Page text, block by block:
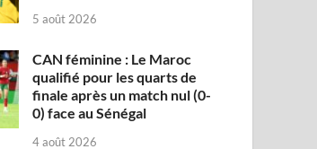
5 août 2026
CAN féminine : Le Maroc
qualifié pour les quarts de
finale après un match nul (0-
0) face au Sénégal
4 août 2026